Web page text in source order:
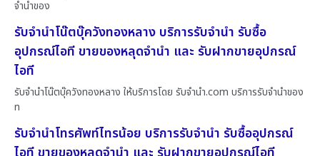
จำนำของ
รับจำนำโน๊ตบุ๊ควังทองหลาง บริการรับจำนำ รับซื้อ
อุปกรณ์ไอที ขายของหลุดจำนำ และ รับฝากขายอุปกรณ์
ไอที
รับจำนำโน๊ตบุ๊ควังทองหลาง ให้บริการโดย รับจํานํา.com บริการรับจำนำของ
ท
รับจำนำโทรศัพท์ไทรน้อย บริการรับจำนำ รับซื้ออุปกรณ์